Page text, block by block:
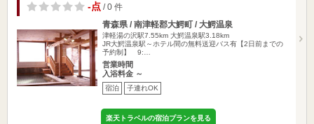
-点/ 0 件
青森県 / 南津軽郡大鰐町 / 大鰐温泉
津軽湯の沢駅7.55km 大鰐温泉駅3.18km
JR大鰐温泉駅～ホテル間の無料送迎バス有【2日前までの
予約制】 9:…
営業時間
入浴料金 ～
宿泊 子連れOK
楽天トラベルの宿泊プランを見る